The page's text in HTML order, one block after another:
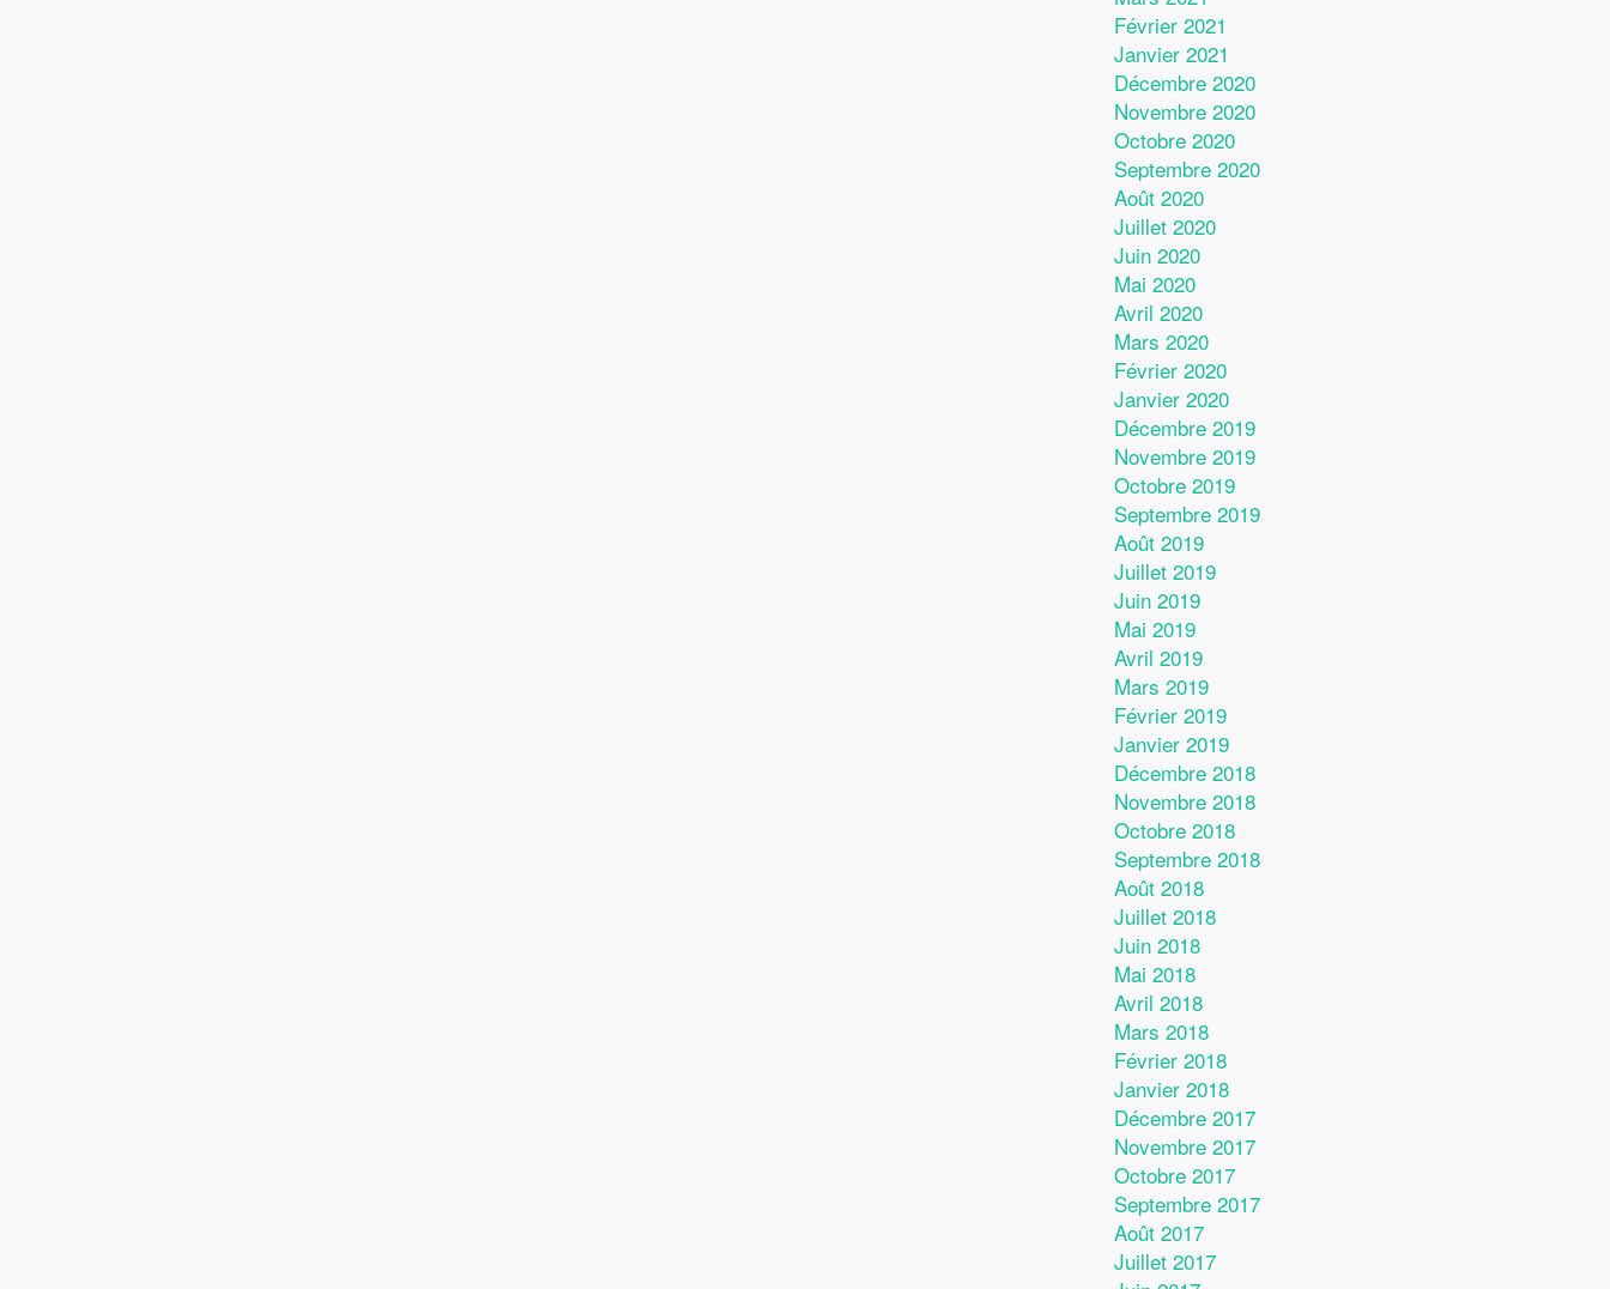
Février 2021
Janvier 2021
Décembre 2020
Novembre 2020
Octobre 2020
Septembre 2020
Août 2020
Juillet 2020
Juin 2020
Mai 2020
Avril 2020
Mars 2020
Février 2020
Janvier 2020
Décembre 2019
Novembre 2019
Octobre 2019
Septembre 2019
Août 2019
Juillet 2019
Juin 2019
Mai 2019
Avril 2019
Mars 2019
Février 2019
Janvier 2019
Décembre 2018
Novembre 2018
Octobre 2018
Septembre 2018
Août 2018
Juillet 2018
Juin 2018
Mai 2018
Avril 2018
Mars 2018
Février 2018
Janvier 2018
Décembre 2017
Novembre 2017
Octobre 2017
Septembre 2017
Août 2017
Juillet 2017